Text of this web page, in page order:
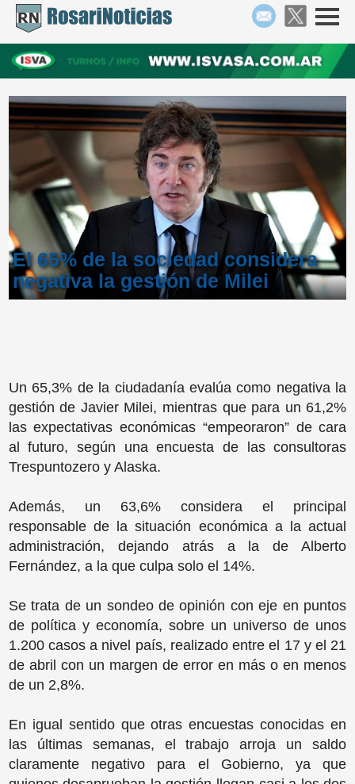
El 65% de la sociedad considera
negativa la gestión de Milei
Un 65,3% de la ciudadanía evalúa como negativa la
gestión de Javier Milei, mientras que para un 61,2%
las expectativas económicas “empeoraron” de cara
al futuro, según una encuesta de las consultoras
Trespuntozero y Alaska.
Además, un 63,6% considera el principal
responsable de la situación económica a la actual
administración, dejando atrás a la de Alberto
Fernández, a la que culpa solo el 14%.
Se trata de un sondeo de opinión con eje en puntos
de política y economía, sobre un universo de unos
1.200 casos a nivel país, realizado entre el 17 y el 21
de abril con un margen de error en más o en menos
de un 2,8%.
En igual sentido que otras encuestas conocidas en
las últimas semanas, el trabajo arroja un saldo
claramente negativo para el Gobierno, ya que